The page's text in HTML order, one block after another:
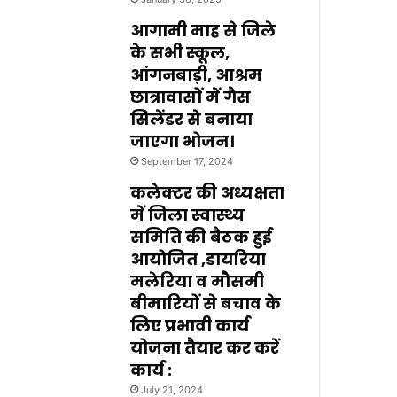
आगामी माह से जिले
के सभी स्कूल,
आंगनबाड़ी, आश्रम
छात्रावासों में गैस
सिलेंडर से बनाया
जाएगा भोजन।
September 17, 2024
कलेक्टर की अध्यक्षता
में जिला स्वास्थ्य
समिति की बैठक हुई
आयोजित ,डायरिया
मलेरिया व मौसमी
बीमारियों से बचाव के
लिए प्रभावी कार्य
योजना तैयार कर करें
कार्य :
July 21, 2024